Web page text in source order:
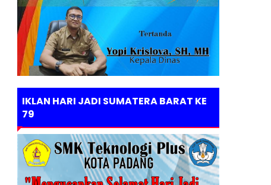
IKLAN HARI JADI SUMATERA BARAT KE
79